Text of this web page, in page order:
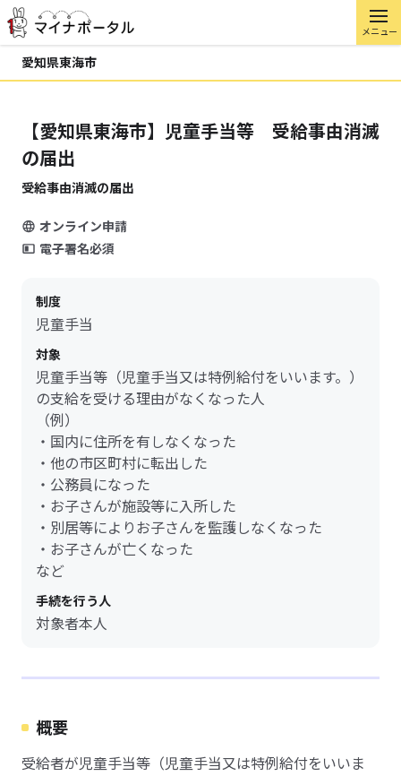
メニュー
愛知県東海市
【愛知県東海市】児童手当等 受給事由消滅
の届出
受給事由消滅の届出
オンライン申請
電子署名必須
制度
児童手当
対象
児童手当等（児童手当又は特例給付をいいます。）
の支給を受ける理由がなくなった人
（例）
・国内に住所を有しなくなった
・他の市区町村に転出した
・公務員になった
・お子さんが施設等に入所した
・別居等によりお子さんを監護しなくなった
・お子さんが亡くなった
など
手続を行う人
対象者本人
概要
受給者が児童手当等（児童手当又は特例給付をいいま